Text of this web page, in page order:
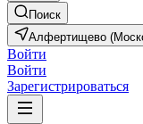
Поиск
Алфертищево
Войти
Войти
Зарегистрироваться